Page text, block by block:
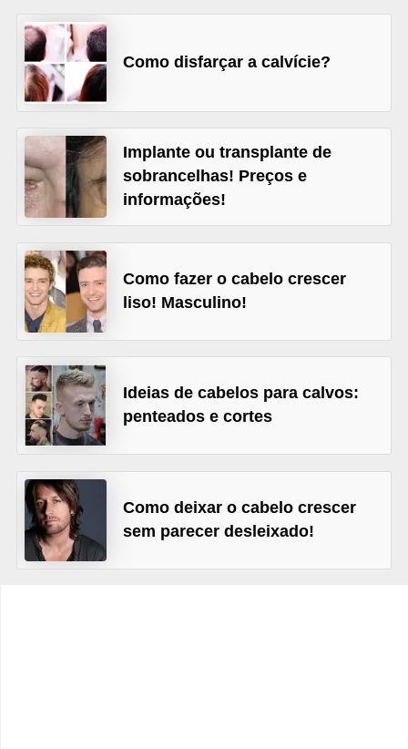
Como disfarçar a calvície?
Implante ou transplante de
sobrancelhas! Preços e
informações!
Como fazer o cabelo crescer
liso! Masculino!
Ideias de cabelos para calvos:
penteados e cortes
Como deixar o cabelo crescer
sem parecer desleixado!
o
m
p
r
t
a
m
e
n
t
o
E
s
p
o
r
t
e
s